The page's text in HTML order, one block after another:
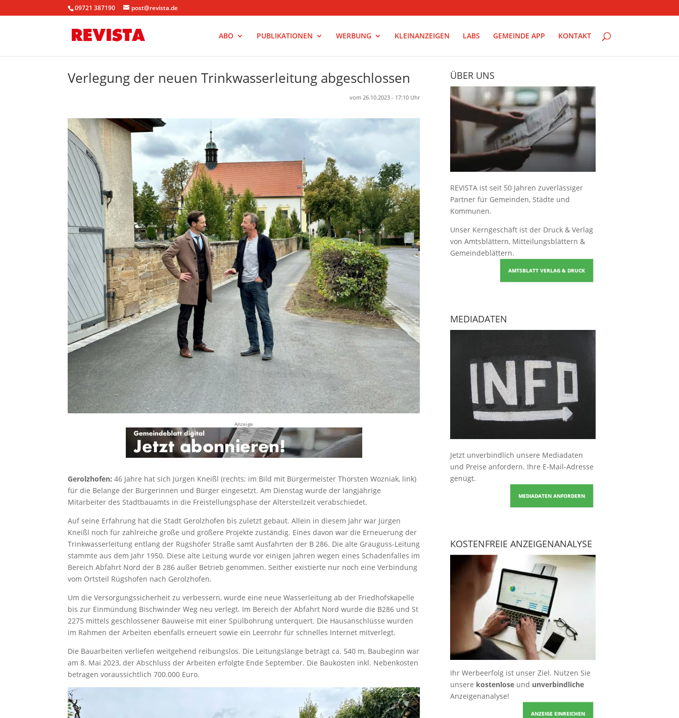
09721 387190 post@revista.de
ABO PUBLIKATIONEN WERBUNG KLEINANZEIGEN LABS GEMEINDE APP KONTAKT
Verlegung der neuen Trinkwasserleitung abgeschlossen
vom 26.10.2023 - 17:10 Uhr
Anzeige
Gerolzhofen: 46 Jahre hat sich Jürgen Kneißl (rechts; im Bild mit Bürgermeister Thorsten Wozniak, link)
für die Belange der Bürgerinnen und Bürger eingesetzt. Am Dienstag wurde der langjährige
Mitarbeiter des Stadtbauamts in die Freistellungsphase der Altersteilzeit verabschiedet.
Auf seine Erfahrung hat die Stadt Gerolzhofen bis zuletzt gebaut. Allein in diesem Jahr war Jürgen
Kneißl noch für zahlreiche große und größere Projekte zuständig. Eines davon war die Erneuerung der
Trinkwasserleitung entlang der Rügshöfer Straße samt Ausfahrten der B 286. Die alte Grauguss-Leitung
stammte aus dem Jahr 1950. Diese alte Leitung wurde vor einigen Jahren wegen eines Schadenfalles im
Bereich Abfahrt Nord der B 286 außer Betrieb genommen. Seither existierte nur noch eine Verbindung
vom Ortsteil Rügshofen nach Gerolzhofen.
Um die Versorgungssicherheit zu verbessern, wurde eine neue Wasserleitung ab der Friedhofskapelle
bis zur Einmündung Bischwinder Weg neu verlegt. Im Bereich der Abfahrt Nord wurde die B286 und St
2275 mittels geschlossener Bauweise mit einer Spülbohrung unterquert. Die Hausanschlüsse wurden
im Rahmen der Arbeiten ebenfalls erneuert sowie ein Leerrohr für schnelles Internet mitverlegt.
Die Bauarbeiten verliefen weitgehend reibungslos. Die Leitungslänge beträgt ca. 540 m, Baubeginn war
am 8. Mai 2023, der Abschluss der Arbeiten erfolgte Ende September. Die Baukosten inkl. Nebenkosten
betragen voraussichtlich 700.000 Euro.
ÜBER UNS
REVISTA ist seit 50 Jahren zuverlässiger
Partner für Gemeinden, Städte und
Kommunen.
Unser Kerngeschäft ist der Druck & Verlag
von Amtsblättern, Mitteilungsblättern &
Gemeindeblättern.
AMTSBLATT VERLAG & DRUCK
MEDIADATEN
Jetzt unverbindlich unsere Mediadaten
und Preise anfordern. Ihre E-Mail-Adresse
genügt.
MEDIADATEN ANFORDERN
KOSTENFREIE ANZEIGENANALYSE
Ihr Werbeerfolg ist unser Ziel. Nutzen Sie
unsere kostenloseund unverbindliche
Anzeigenanalyse!
ANZEIGE EINREICHEN